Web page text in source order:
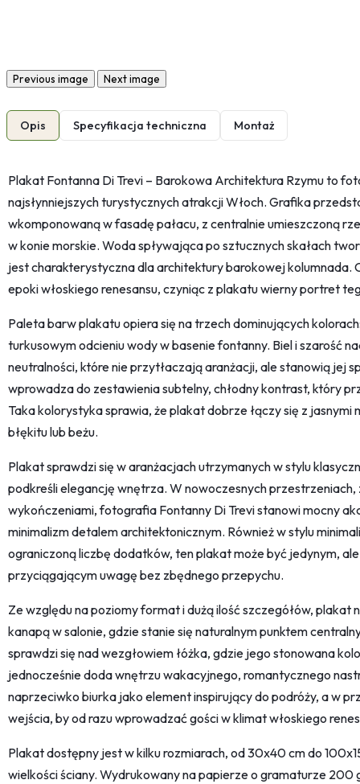
Previous image Next image
Opis Specyfikacja techniczna Montaż
Plakat Fontanna Di Trevi – Barokowa Architektura Rzymu to
najsłynniejszych turystycznych atrakcji Włoch. Grafika
wkomponowaną w fasadę pałacu, z centralnie umieszczoną
w konie morskie. Woda spływająca po sztucznych skałach
jest charakterystyczna dla architektury barokowej kolumnada.
epoki włoskiego renesansu, czyniąc z plakatu wierny portret
Paleta barw plakatu opiera się na trzech dominujących
turkusowym odcieniu wody w basenie fontanny. Biel i szarość
neutralności, które nie przytłaczają aranżacji, ale stanowią jej
wprowadza do zestawienia subtelny, chłodny kontrast, który
Taka kolorystyka sprawia, że plakat dobrze łączy się z
błękitu lub beżu.
Plakat sprawdzi się w aranżacjach utrzymanych w stylu
podkreśli elegancję wnętrza. W nowoczesnych przestrzeniach,
wykończeniami, fotografia Fontanny Di Trevi stanowi mocny
minimalizm detalem architektonicznym. Również w stylu
ograniczoną liczbę dodatków, ten plakat może być jedynym,
przyciągającym uwagę bez zbędnego przepychu.
Ze względu na poziomy format i dużą ilość szczegółów, plakat
kanapą w salonie, gdzie stanie się naturalnym punktem
sprawdzi się nad wezgłowiem łóżka, gdzie jego stonowana
jednocześnie doda wnętrzu wakacyjnego, romantycznego
naprzeciwko biurka jako element inspirujący do podróży, a w
wejścia, by od razu wprowadzać gości w klimat włoskiego
Plakat dostępny jest w kilku rozmiarach, od 30x40 cm do
wielkości ściany. Wydrukowany na papierze o gramaturze 200